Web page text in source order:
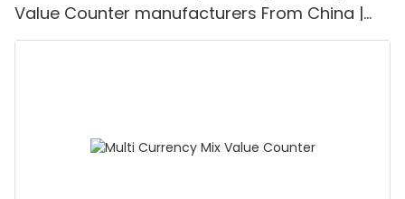
Value Counter manufacturers From China |
HUAEN